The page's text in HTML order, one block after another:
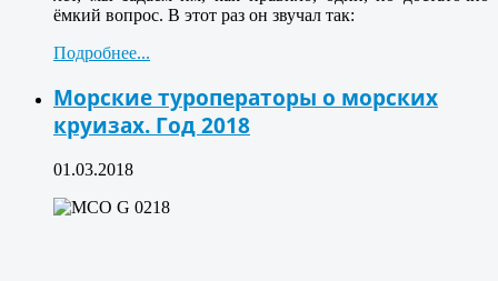
ёмкий вопрос. В этот раз он звучал так:
Подробнее...
Морские туроператоры о морских
круизах. Год 2018
01.03.2018